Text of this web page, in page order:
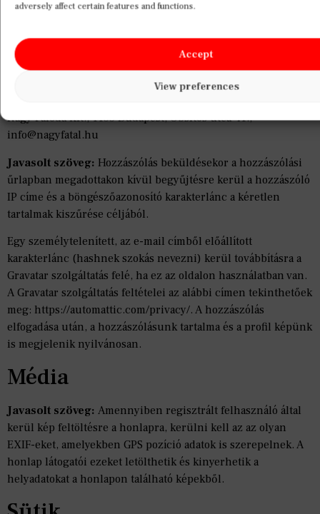
adversely affect certain features and functions.
Accept
View preferences
Kapcsolat
Az Adatkezelő által kezelt információkért és az Adatvédelmi
Nyilatkozattal kapcsolatos kérdésekért, hozzászólásokért és
Nagy Faloda Kft., 1155 Budapest, Obsitos utca 41.,
info@nagyfatal.hu
Javasolt szöveg: Hozzászólás beküldésekor a hozzászólási
űrlapban megadottakon kívül begyűjtésre kerül a hozzászóló
IP címe és a böngészőazonosító karakterlánc a kéretlen
tartalmak kiszűrése céljából.
Egy személytelenített, az e-mail címből előállított
karakterlánc (hashnek szokás nevezni) kerül továbbításra a
Gravatar szolgáltatás felé, ha ez az oldalon használatban van.
A Gravatar szolgáltatás feltételei az alábbi címen tekinthetőek
meg: https://automattic.com/privacy/. A hozzászólás
elfogadása után, a hozzászólásunk tartalma és a profil képünk
is megjelenik nyilvánosan.
Média
Javasolt szöveg: Amennyiben regisztrált felhasználó által
kerül kép feltöltésre a honlapra, kerülni kell az az olyan
EXIF-eket, amelyekben GPS pozíció adatok is szerepelnek. A
honlap látogatói ezeket letölthetik és kinyerhetik a
helyadatokat a honlapon található képekből.